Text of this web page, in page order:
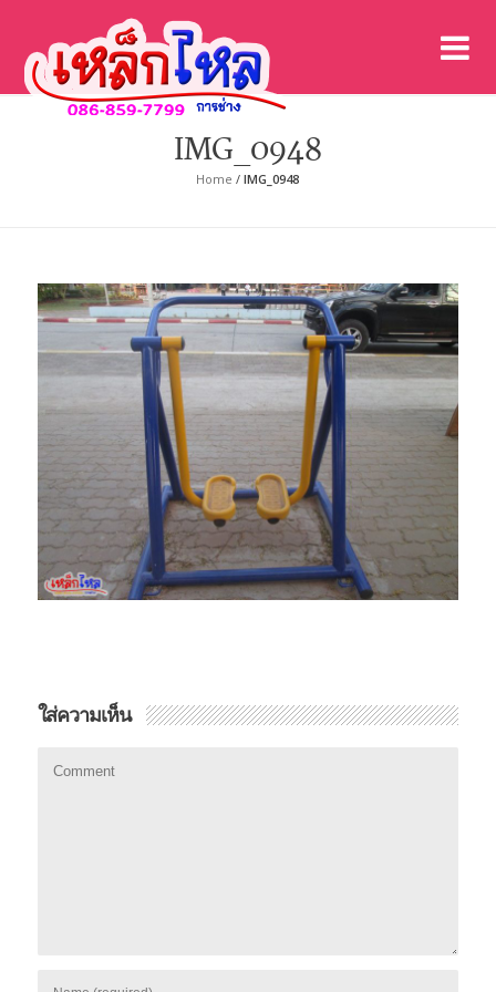
IMG_0948
Home /IMG_0948
ใส่ความเห็น